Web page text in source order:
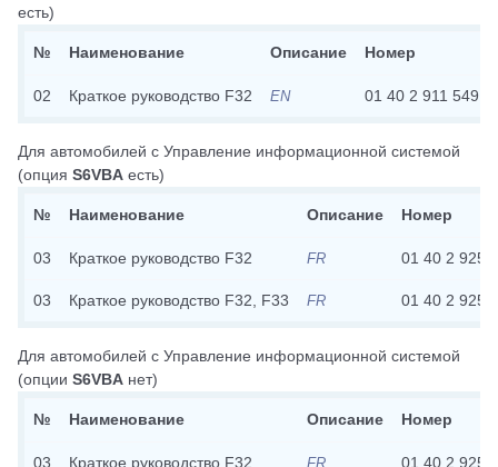
есть)
№ Наименование Описание Номер
02 Краткое руководство F32 EN 01 40 2 911 549
Для автомобилей с Управление информационной системой
(опция S6VBA есть)
№ Наименование Описание Номер
03 Краткое руководство F32 FR 01 40 2 925
03 Краткое руководство F32, F33 FR 01 40 2 925
Для автомобилей с Управление информационной системой
(опции S6VBA нет)
№ Наименование Описание Номер
03 Краткое руководство F32 FR 01 40 2 925